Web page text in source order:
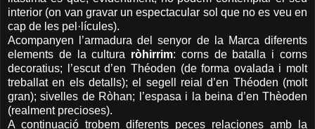
interior (on van gravar un espectacular sol que no es veu en
cap de les pel·lícules).
Acompanyen l’armadura del senyor de
la Marca diferents
elements de la cultura ròhirrim: corns de batalla i corns
decoratius; l’escut d’en Théoden (de forma ovalada i molt
treballat en els detalls); el segell reial d’en Théoden (molt
gran); sivelles de Ròhan; l’espasa i la beina d’en Thèoden
(realment precioses).
A continuació trobem diferents peces relaciones amb la